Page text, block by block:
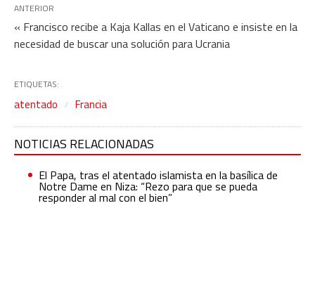
ANTERIOR
« Francisco recibe a Kaja Kallas en el Vaticano e insiste en la
necesidad de buscar una solución para Ucrania
ETIQUETAS:
atentado Francia
NOTICIAS RELACIONADAS
El Papa, tras el atentado islamista en la basílica de
Notre Dame en Niza: “Rezo para que se pueda
responder al mal con el bien”